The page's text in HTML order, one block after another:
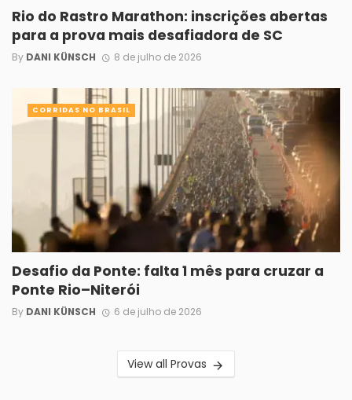
Rio do Rastro Marathon: inscrições abertas
para a prova mais desafiadora de SC
By DANI KÜNSCH 8 de julho de 2026
Desafio da Ponte: falta 1 mês para cruzar a
Ponte Rio–Niterói
By DANI KÜNSCH 6 de julho de 2026
CORRIDAS NO BRASIL
View all Provas